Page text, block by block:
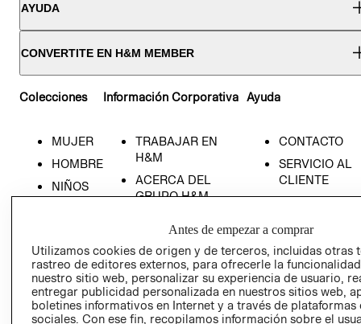
AYUDA
CONVERTITE EN H&M MEMBER
Colecciones
MUJER
HOMBRE
NIÑOS
Información Corporativa
TRABAJAR EN
H&M
ACERCA DEL
GRUPO H&M
SOCIAL
PRENSA
RELACIÓN CON
INVERSIONISTAS
POLÍTICA
Ayuda
CONTACTO
SERVICIO AL
CLIENTE
NUESTRAS
TIENDAS
- RETIRO EN
TIENDA
TÉRMINOS Y
Antes de empezar a comprar
Utilizamos cookies de origen y de terceros, incluidas otras
rastreo de editores externos, para ofrecerle la
nuestro sitio web, personalizar su experiencia de usuario,
entregar publicidad personalizada en nuestros sitios web,
boletines informativos en Internet y a través de plataformas
sociales. Con ese fin, recopilamos información sobre el